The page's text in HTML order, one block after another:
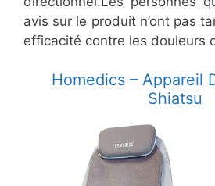
avis sur le produit n’ont pas
efficacité contre les douleurs
​Homedics – Appareil
Shiatsu